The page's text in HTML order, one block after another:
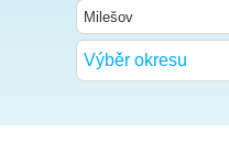
Výběr okresu